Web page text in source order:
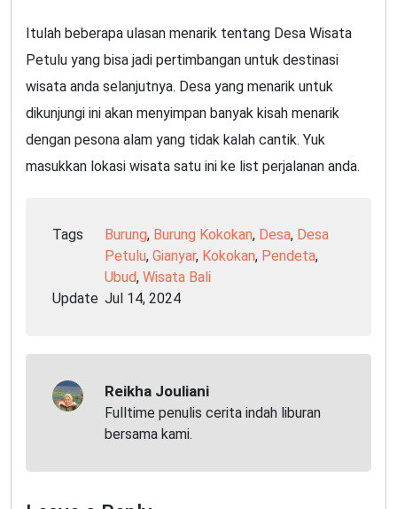
Itulah beberapa ulasan menarik tentang Desa Wisata
Petulu yang bisa jadi pertimbangan untuk destinasi
wisata anda selanjutnya. Desa yang menarik untuk
dikunjungi ini akan menyimpan banyak kisah menarik
dengan pesona alam yang tidak kalah cantik. Yuk
masukkan lokasi wisata satu ini ke list perjalanan anda.
Tags Burung, Burung Kokokan, Desa, Desa
Petulu, Gianyar, Kokokan, Pendeta,
Ubud, Wisata Bali
Update Jul 14, 2024
Reikha Jouliani
Fulltime penulis cerita indah liburan
bersama kami.